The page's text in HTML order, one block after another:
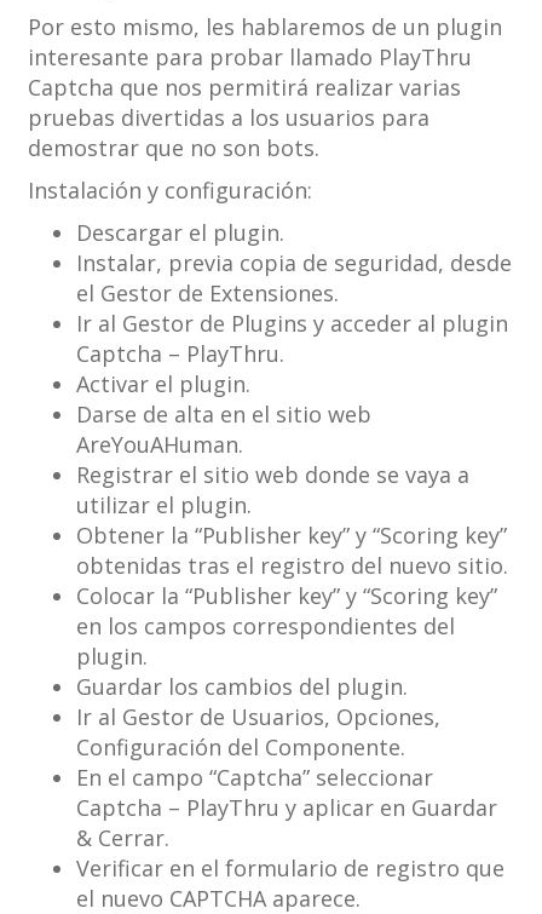
Por esto mismo, les hablaremos de un plugin
interesante para probar llamado PlayThru
Captcha que nos permitirá realizar varias
pruebas divertidas a los usuarios para
demostrar que no son bots.
Instalación y configuración:
Descargar el plugin.
Instalar, previa copia de seguridad, desde
el Gestor de Extensiones.
Ir al Gestor de Plugins y acceder al plugin
Captcha – PlayThru.
Activar el plugin.
Darse de alta en el sitio web
AreYouAHuman.
Registrar el sitio web donde se vaya a
utilizar el plugin.
Obtener la “Publisher key” y “Scoring key”
obtenidas tras el registro del nuevo sitio.
Colocar la “Publisher key” y “Scoring key”
en los campos correspondientes del
plugin.
Guardar los cambios del plugin.
Ir al Gestor de Usuarios, Opciones,
Configuración del Componente.
En el campo “Captcha” seleccionar
Captcha – PlayThru y aplicar en Guardar
& Cerrar.
Verificar en el formulario de registro que
el nuevo CAPTCHA aparece.